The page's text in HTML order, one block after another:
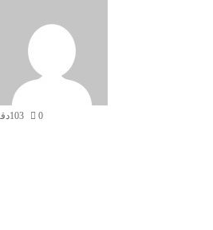
0
103